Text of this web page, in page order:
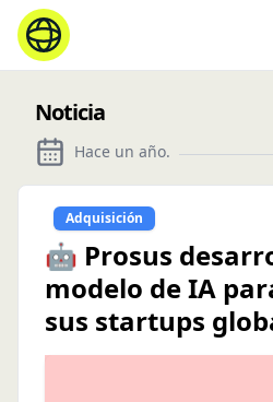
Noticia
Hace un año.
Adquisición
🤖 Prosus
modelo de IA
sus startups